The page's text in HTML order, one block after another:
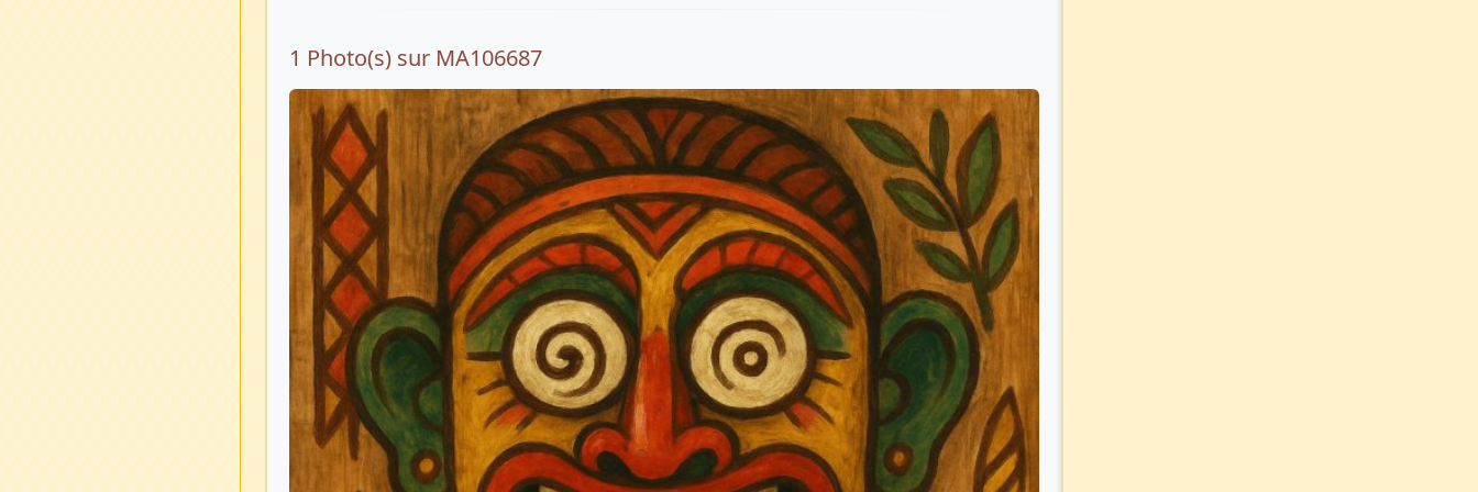
1 Photo(s) sur MA106687